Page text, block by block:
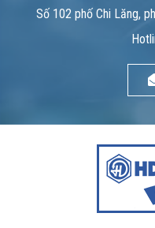
Số 102 phố Chi Lăng,